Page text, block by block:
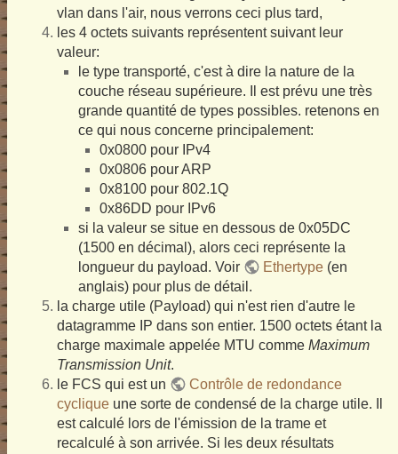
vlan dans l'air, nous verrons ceci plus tard,
les 4 octets suivants représentent suivant leur
valeur:
le type transporté, c'est à dire la nature de la
couche réseau supérieure. Il est prévu une très
grande quantité de types possibles. retenons en
ce qui nous concerne principalement:
0x0800 pour IPv4
0x0806 pour ARP
0x8100 pour 802.1Q
0x86DD pour IPv6
si la valeur se situe en dessous de 0x05DC
(1500 en décimal), alors ceci représente la
longueur du payload. Voir
Ethertype (en
anglais) pour plus de détail.
la charge utile (Payload) qui n'est rien d'autre le
datagramme IP dans son entier. 1500 octets étant la
charge maximale appelée MTU comme Maximum
Transmission Unit.
le FCS qui est un
Contrôle de redondance
cyclique une sorte de condensé de la charge utile. Il
est calculé lors de l'émission de la trame et
recalculé à son arrivée. Si les deux résultats